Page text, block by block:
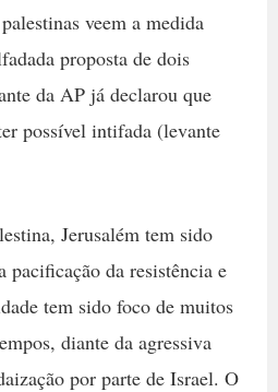
veem a medida
proposta de dois
da AP já declarou que
possível intifada (levante
Jerusalém tem sido
pacificação da resistência e
tem sido foco de muitos
diante da agressiva
por parte de Israel. O